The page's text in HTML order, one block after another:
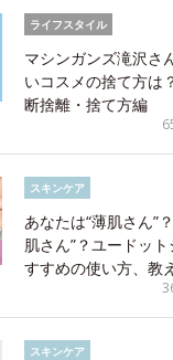
ライフスタイル
マシンガンズ滝沢さ
いコスメの捨て方は
断捨離・捨て方編
スキンケア
あなたは“薄肌さん”
肌さん”？ユードッ
すすめの使い方、教
スキンケア